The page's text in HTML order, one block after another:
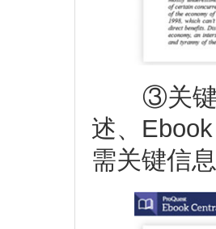
③关键信
述、
需关键信